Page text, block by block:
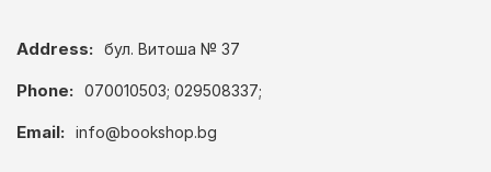
Address: бул. Витоша № 37
Phone: 070010503; 029508337;
Email: info@bookshop.bg